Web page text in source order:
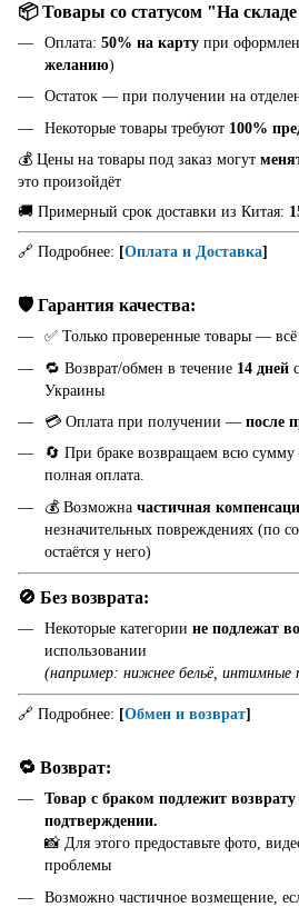
📦 Товары со статусом "На
Оплата: 50% на карту при
желанию)
Остаток — при получении на
Некоторые товары требуют 100%
💰 Цены на товары под заказ могут
это произойдёт
🚚 Примерный срок доставки из Китая:
🔗 Подробнее: [Оплата и Доставка]
🛡️ Гарантия качества:
✅ Только проверенные товары —
🔁 Возврат/обмен в течение 14 дней
Украины
💳 Оплата при получении — после
🔄 При браке возвращаем всю сумму
полная оплата.
💰 Возможна частичная
незначительных повреждениях (по
остаётся у него)
🚫 Без возврата:
Некоторые категории не подлежат
использовании
(например: нижнее бельё, интимные
🔗 Подробнее: [Обмен и возврат]
🔁 Возврат:
Товар с браком подлежит
подтверждении.
📸 Для этого предоставьте фото,
проблемы
Возможно частичное возмещение,